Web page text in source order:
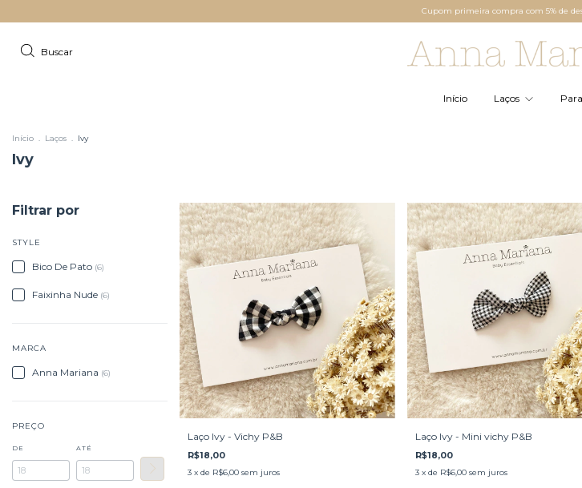
Cupom primeira compra com 5% de
Buscar
Início Laços
Início . Laços . Ivy
Ivy
Filtrar por
STYLE
Bico De Pato (6)
Faixinha Nude (6)
MARCA
Anna Mariana (6)
PREÇO
DE ATÉ
Laço Ivy - Vichy P&B
R$18,00
3 x de R$6,00 sem juros
Laço Ivy - Mini vichy P&B
R$18,00
3 x de R$6,00 sem juros